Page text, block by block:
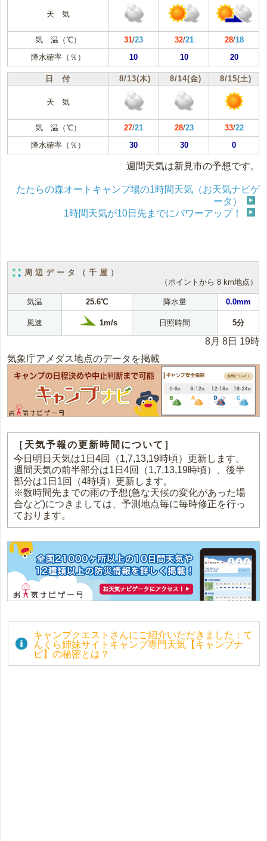
天 気
気 温（℃） 31/23 32/21 28/18
降水確率（％）
10 10 20
日 付 8/13(木) 8/14(金) 8/15(土)
天 気
気 温（℃） 27/21 28/23 33/22
降水確率（％）
30 30 0
週間天気は新見市の予想です。
たたらの森オートキャンプ場の1時間天気（お天気ナビゲ
ータ）
1時間天気が10日先までにパワーアップ！
周辺データ（千屋）
（ポイントから 8 km地点）
気温 25.6℃ 降水量 0.0mm
風速 1m/s 日照時間 5分
8月 8日 19時
気象庁アメダス地点のデータを掲載
［天気予報の更新時間について］
今日明日天気は1日4回（1,7,13,19時頃）更新します。
週間天気の前半部分は1日4回（1,7,13,19時頃）、後半
部分は1日1回（4時頃）更新します。
※数時間先までの雨の予想(急な天候の変化があった場
合など)につきましては、予測地点毎に毎時修正を行っ
ております。
キャンプクエストさんにご紹介いただきました：て
んくら姉妹サイトキャンプ専門天気【キャンプナ
ビ】の秘密とは？